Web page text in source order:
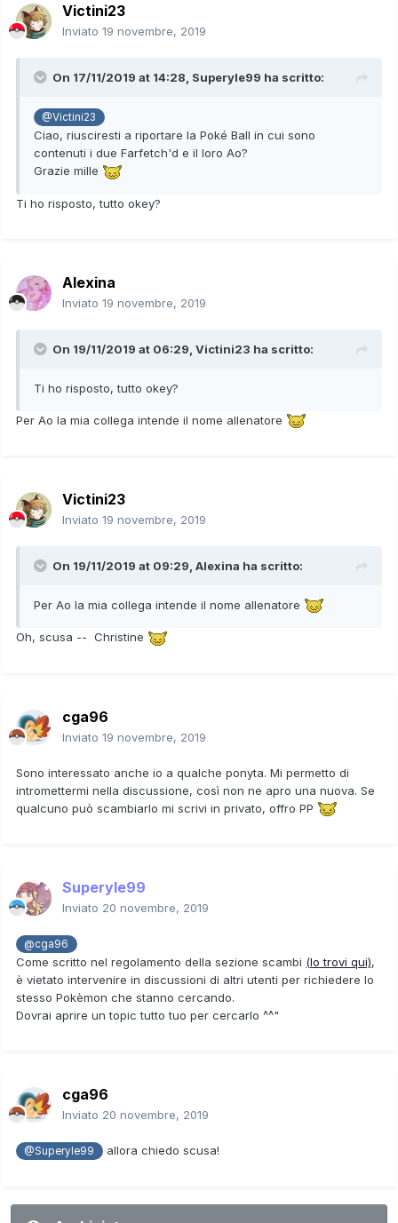
Victini23
Inviato 19 novembre, 2019
On 17/11/2019 at 14:28, Superyle99 ha scritto:
@Victini23
Ciao, riusciresti a riportare la Poké Ball in cui sono
contenuti i due Farfetch'd e il loro Ao?
Grazie mille
Ti ho risposto, tutto okey?
Alexina
Inviato 19 novembre, 2019
On 19/11/2019 at 06:29, Victini23 ha scritto:
Ti ho risposto, tutto okey?
Per Ao la mia collega intende il nome allenatore
Victini23
Inviato 19 novembre, 2019
On 19/11/2019 at 09:29, Alexina ha scritto:
Per Ao la mia collega intende il nome allenatore
Oh, scusa -- Christine
cga96
Inviato 19 novembre, 2019
Sono interessato anche io a qualche ponyta. Mi permetto di
intromettermi nella discussione, così non ne apro una nuova. Se
qualcuno può scambiarlo mi scrivi in privato, offro PP
Superyle99
Inviato 20 novembre, 2019
@cga96
Come scritto nel regolamento della sezione scambi (lo trovi qui),
è vietato intervenire in discussioni di altri utenti per richiedere lo
stesso Pokèmon che stanno cercando.
Dovrai aprire un topic tutto tuo per cercarlo ^^"
cga96
Inviato 20 novembre, 2019
@Superyle99 allora chiedo scusa!